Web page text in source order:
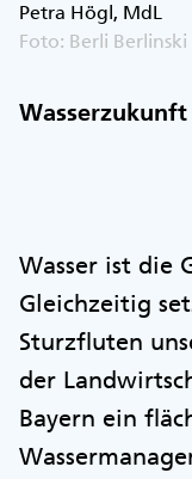
Petra Högl, MdL
Foto: Berli
Wasser ist die
Gleichzeitig
Sturzfluten
der
Bayern ein